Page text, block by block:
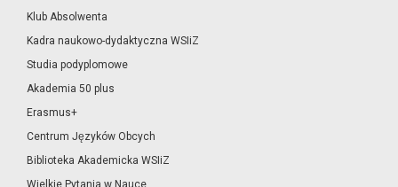
Klub Absolwenta
Kadra naukowo-dydaktyczna WSIiZ
Studia podyplomowe
Akademia 50 plus
Erasmus+
Centrum Języków Obcych
Biblioteka Akademicka WSIiZ
Wielkie Pytania w Nauce